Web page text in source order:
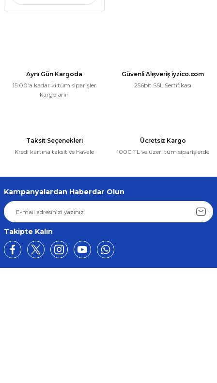
Aynı Gün Kargoda
15:00’a kadar ki tüm siparişler
kargolanır
Güvenli Alışveriş iyzico.com
256bit SSL Sertifikası
Taksit Seçenekleri
Kredi kartına taksit ve havale
Ücretsiz Kargo
1000 TL ve üzeri tüm siparişlerde
Kampanyalardan Haberdar Olun
Takipte Kalın